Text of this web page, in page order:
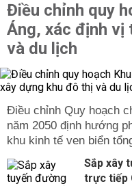
Điều chỉnh quy
Áng, xác định vị
và du lịch
Điều chỉnh Quy hoạch
năm 2050 định hướng
khu kinh tế ven biển
Sắp xây
trực tiếp